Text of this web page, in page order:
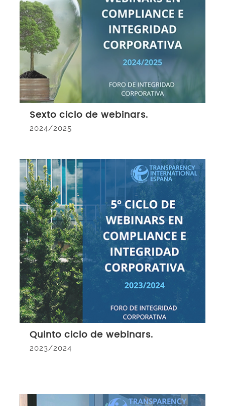
Sexto ciclo de webinars.
2024/2025
Quinto ciclo de webinars.
2023/2024